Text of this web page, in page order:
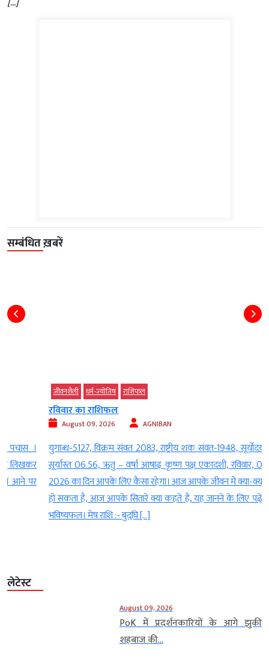
सम्बंधित ख़बरें
धर्म-ज्‍योतिष राशिफल
रविवार का राशिफल
August 09, 2026 AGNIBAN
युगाब्ध-5127, विक्रम संवत 2083, राष्ट्रीय शक संवत-1948, सूर्योदय 05.34,
सूर्यास्त 06.56, ऋतु – वर्षा आषाढ़ कृष्ण पक्ष एकादशी, रविवार, 09 अगस्त
2026 का दिन आपके लिए कैसा रहेगा। आज आपके जीवन में क्या-क्या परिवर्तन
हो सकता है, आज आपके सितारे क्या कहते हैं, यह जानने के लिए पढ़ें आज का
भविष्यफल। मेष राशि :- बुद्घि […]
लेटेस्ट
August 09, 2026
PoK में प्रदर्शनकारियों के आगे झुकी
शहबाज की...